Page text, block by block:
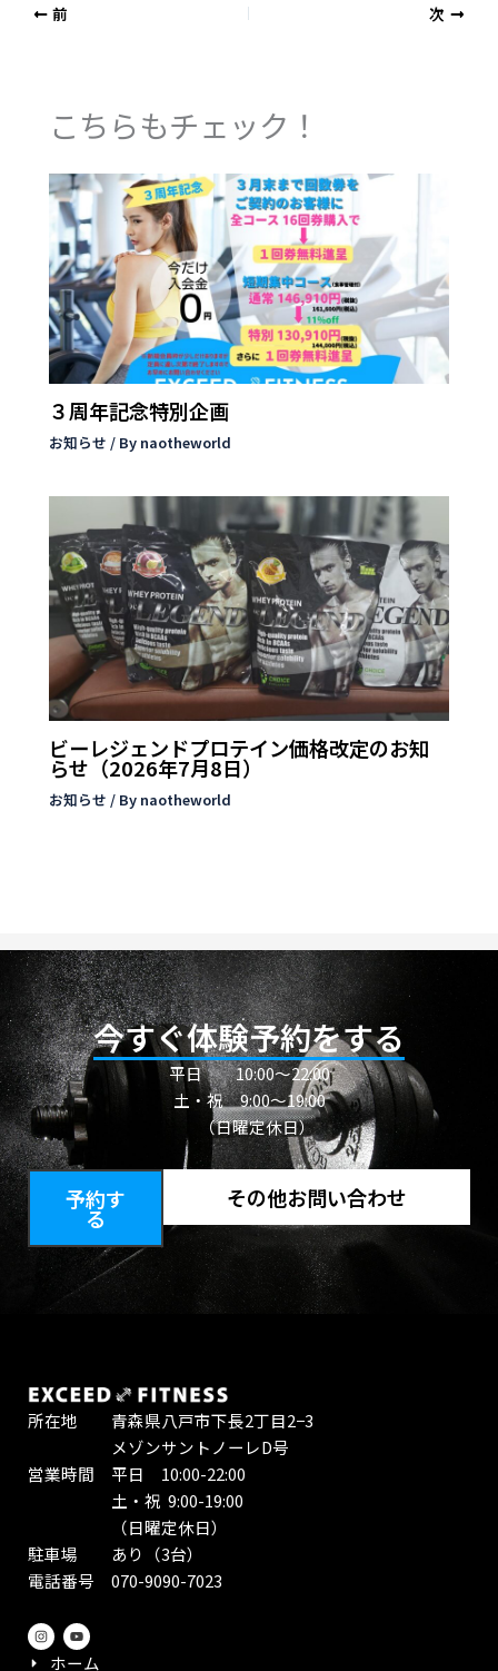
前 次
こちらもチェック！
３周年記念特別企画
お知らせ / By naotheworld
ビーレジェンドプロテイン価格改定のお知
らせ（2026年7月8日）
お知らせ / By naotheworld
今すぐ体験予約をする
平日10:00〜22:00
土・祝 9:00～19:00
（日曜定休日）
予約す
る
その他お問い合わせ
所在地 青森県八戸市下長2丁目2−3
メゾンサントノーレD号
営業時間 平日 10:00-22:00
土・祝 9:00-19:00
（日曜定休日）
駐車場 あり（3台）
電話番号 070-9090-7023
I
n
s
Y
o
u
ホーム